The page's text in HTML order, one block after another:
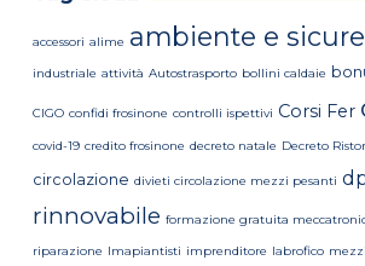
accessori alime ambiente e
industriale attività Autostrasporto bollini caldaie
CIGO confidi frosinone controlli ispettivi Corsi Fer
covid-19 credito frosinone decreto natale Decreto
circolazione divieti circolazione mezzi pesanti
rinnovabile formazione gratuita
riparazione Imapiantisti imprenditore labrofico